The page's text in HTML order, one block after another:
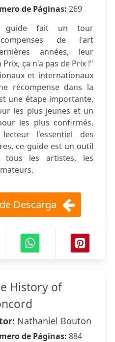
de Páginas: 269
guide fait un tour
de l'art
années, leur
ça n'a pas de Prix !"
et internationaux
récompense dans la
une étape importante,
les plus jeunes et un
les plus confirmés.
l'essentiel des
ce guide est un outil
tous les artistes, les
Descarga
History of
Nathaniel Bouton
de Páginas: 884